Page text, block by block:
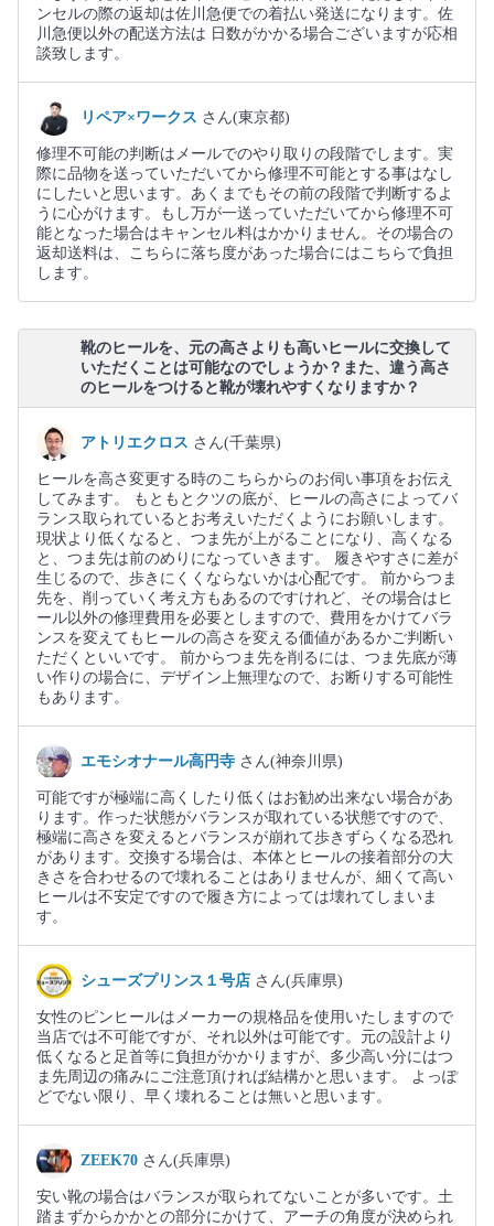
ンセルの際の返却は佐川急便での着払い発送になります。佐
川急便以外の配送方法は 日数がかかる場合ございますが応相
談致します。
リペア×ワークス さん(東京都)
修理不可能の判断はメールでのやり取りの段階でします。実
際に品物を送っていただいてから修理不可能とする事はなし
にしたいと思います。あくまでもその前の段階で判断するよ
うに心がけます。もし万が一送っていただいてから修理不可
能となった場合はキャンセル料はかかりません。その場合の
返却送料は、こちらに落ち度があった場合にはこちらで負担
します。
靴のヒールを、元の高さよりも高いヒールに交換して
いただくことは可能なのでしょうか？また、違う高さ
のヒールをつけると靴が壊れやすくなりますか？
アトリエクロス さん(千葉県)
ヒールを高さ変更する時のこちらからのお伺い事項をお伝え
してみます。 もともとクツの底が、ヒールの高さによってバ
ランス取られているとお考えいただくようにお願いします。
現状より低くなると、つま先が上がることになり、高くなる
と、つま先は前のめりになっていきます。 履きやすさに差が
生じるので、歩きにくくならないかは心配です。 前からつま
先を、削っていく考え方もあるのですけれど、その場合はヒ
ール以外の修理費用を必要としますので、費用をかけてバラ
ンスを変えてもヒールの高さを変える価値があるかご判断い
ただくといいです。 前からつま先を削るには、つま先底が薄
い作りの場合に、デザイン上無理なので、お断りする可能性
もあります。
エモシオナール高円寺 さん(神奈川県)
可能ですが極端に高くしたり低くはお勧め出来ない場合があ
ります。作った状態がバランスが取れている状態ですので、
極端に高さを変えるとバランスが崩れて歩きずらくなる恐れ
があります。交換する場合は、本体とヒールの接着部分の大
きさを合わせるので壊れることはありませんが、細くて高い
ヒールは不安定ですので履き方によっては壊れてしまいま
す。
シューズプリンス１号店 さん(兵庫県)
女性のピンヒールはメーカーの規格品を使用いたしますので
当店では不可能ですが、それ以外は可能です。元の設計より
低くなると足首等に負担がかかりますが、多少高い分にはつ
ま先周辺の痛みにご注意頂ければ結構かと思います。 よっぽ
どでない限り、早く壊れることは無いと思います。
ZEEK70 さん(兵庫県)
安い靴の場合はバランスが取られてないことが多いです。土
踏まずからかかとの部分にかけて、アーチの角度が決められ